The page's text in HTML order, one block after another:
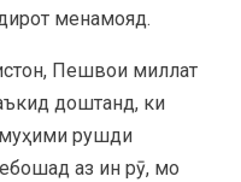
менамояд.
Пешвои миллат
доштанд, ки
рушди
аз ин рӯ, мо